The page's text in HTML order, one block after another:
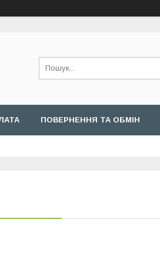
ПОВЕРНЕННЯ ТА ОБМІН